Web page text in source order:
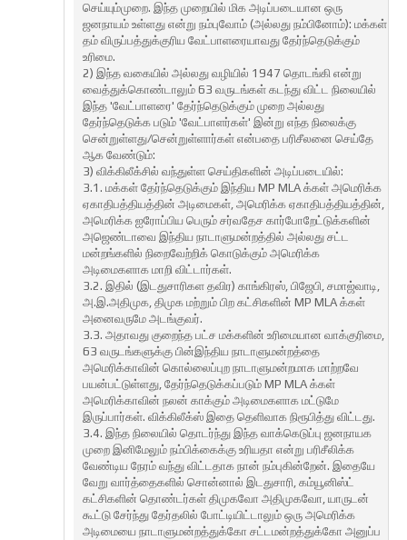
செய்யும்முறை. இந்த முறையில் மிக அடிப்படையான ஒரு
ஜனநாயம் உள்ளது என்று நம்புவோம் (அல்லது நம்பினோம்): மக்கள்
தம் விருப்பத்துக்குரிய வேட்பாளரையாவது தேர்ந்தெடுக்கும்
உரிமை.
2) இந்த வகையில் அல்லது வழியில் 1947 தொடங்கி என்று
வைத்துக்கொண்டாலும் 63 வருடங்கள் கடந்து விட்ட நிலையில்
இந்த 'வேட்பாளரை' தேர்ந்தெடுக்கும் முறை அல்லது
தேர்ந்தெடுக்க படும் 'வேட்பாளர்கள்' இன்று எந்த நிலைக்கு
சென்றுள்ளது/சென்றுள்ளார்கள் என்பதை பரிசீலனை செய்தே
ஆக வேண்டும்:
3) விக்கிலீக்சில் வந்துள்ள செய்திகளின் அடிப்படையில்:
3.1. மக்கள் தேர்ந்தெடுக்கும் இந்திய MP MLA க்கள் அமெரிக்க
ஏகாதிபத்தியத்தின் அடிமைகள், அமெரிக்க ஏகாதிபத்தியத்தின்,
அமெரிக்க ஐரோப்பிய பெரும் சர்வதேச கார்போறேட்டுக்களின்
அஜெண்டாவை இந்திய நாடாளுமன்றத்தில் அல்லது சட்ட
மன்றங்களில் நிறைவேற்றிக் கொடுக்கும் அமெரிக்க
அடிமைகளாக மாறி விட்டார்கள்.
3.2. இதில் (இடதுசாரிகள தவிர) காங்கிரஸ், பிஜேபி, சமாஜ்வாடி,
அ.இ.அதிமுக, திமுக மற்றும் பிற கட்சிகளின் MP MLA க்கள்
அனைவருமே அடங்குவர்.
3.3. அதாவது குறைந்த பட்ச மக்களின் உரிமையான வாக்குரிமை,
63 வருடங்களுக்கு பின்இந்திய நாடாளுமன்றத்தை
அமெரிக்காவின் கொல்லைப்புற நாடாளுமன்றமாக மாற்றவே
பயன்பட்டுள்ளது, தேர்ந்தெடுக்கப்படும் MP MLA க்கள்
அமெரிக்காவின் நலன் காக்கும் அடிமைகளாக மட்டுமே
இருப்பார்கள். விக்கிலீக்ஸ் இதை தெளிவாக நிரூபித்து விட்டது.
3.4. இந்த நிலையில் தொடர்ந்து இந்த வாக்கெடுப்பு ஜனநாயக
முறை இனிமேலும் நம்பிக்கைக்கு உரியதா என்று பரிசீலிக்க
வேண்டிய நேரம் வந்து விட்டதாக நான் நம்புகின்றேன். இதையே
வேறு வார்த்தைகளில் சொன்னால் இடதுசாரி, கம்யூனிஸ்ட்
கட்சிகளின் தொண்டர்கள் திமுகவோ அதிமுகவோ, யாருடன்
கூட்டு சேர்ந்து தேர்தலில் போட்டியிட்டாலும் ஒரு அமெரிக்க
அடிமையை நாடாளுமன்றத்துக்கோ சட்டமன்றத்துக்கோ அனுப்ப